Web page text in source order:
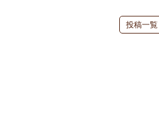
投稿一覧